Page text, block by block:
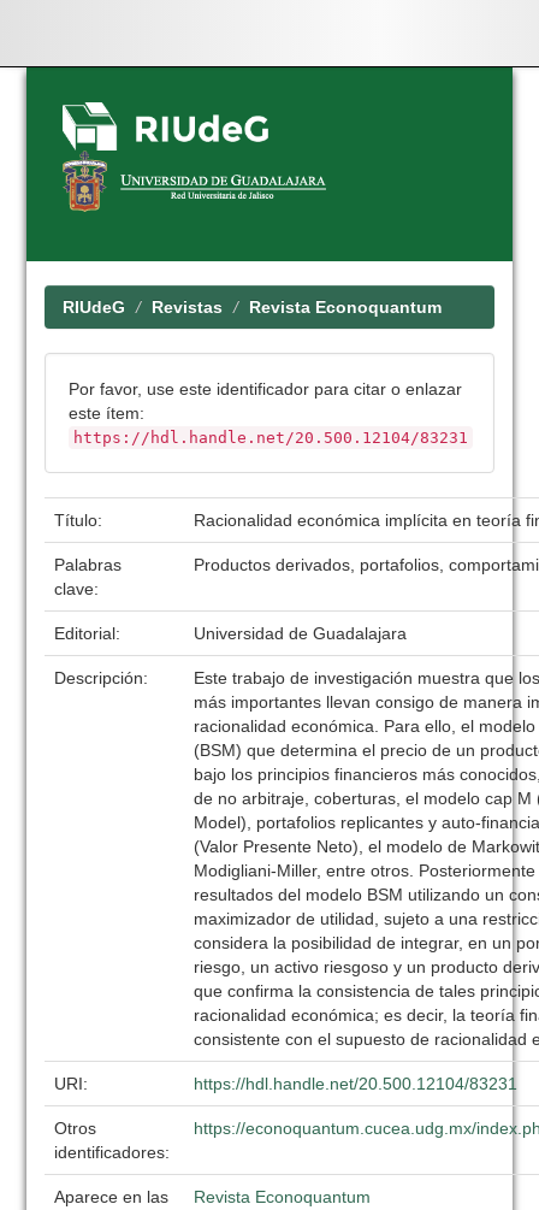
Skip
navigation
RIUdeG Revistas Revista Econoquantum
Por favor, use este identificador para citar o enlazar
este ítem:
https://hdl.handle.net/20.500.12104/83231
Título: Racionalidad económica implícita en teoría
Palabras
clave:
Productos derivados, portafolios,
Editorial: Universidad de Guadalajara
Descripción:
Este trabajo de investigación muestra que
más importantes llevan consigo de manera
racionalidad económica. Para ello, el
(BSM) que determina el precio de un
bajo los principios financieros más
de no arbitraje, coberturas, el modelo cap M
Model), portafolios replicantes y auto-
(Valor Presente Neto), el modelo de
Modigliani-Miller, entre otros.
resultados del modelo BSM utilizando un
maximizador de utilidad, sujeto a una
considera la posibilidad de integrar, en un
riesgo, un activo riesgoso y un producto
que confirma la consistencia de tales
racionalidad económica; es decir, la teoría
consistente con el supuesto de racionalidad
URI: https://hdl.handle.net/20.500.12104/83231
Otros
identificadores:
https://econoquantum.cucea.udg.mx/
Aparece en las
Revista Econoquantum